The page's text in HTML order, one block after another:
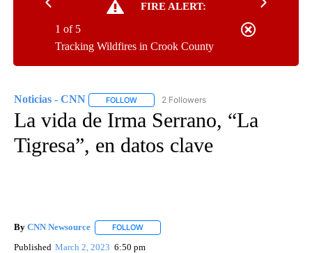
FIRE ALERT:
Tracking Wildfires in Crook County
1 of 5
Noticias - CNN FOLLOW FOLLOW "NOTICIAS - CNN" TO RECEIVE
2 Followers
La vida de Irma Serrano, “La
Tigresa”, en datos clave
By CNN Newsource FOLLOW
Published March 2, 2023 6:50 pm